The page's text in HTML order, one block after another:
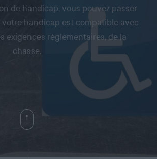
de handicap, vous pouvez passer
votre handicap est compatible avec
exigences règlementaires, de la
chasse.